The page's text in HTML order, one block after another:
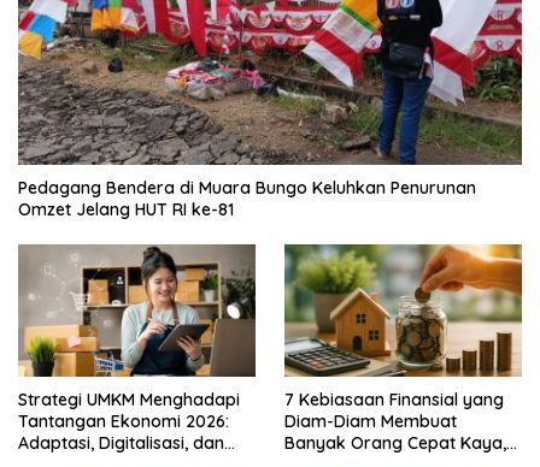
Pedagang Bendera di Muara Bungo Keluhkan Penurunan
Omzet Jelang HUT RI ke-81
Strategi UMKM Menghadapi
Tantangan Ekonomi 2026:
Adaptasi, Digitalisasi, dan
7 Kebiasaan Finansial yang
Diam-Diam Membuat
Banyak Orang Cepat Kaya,